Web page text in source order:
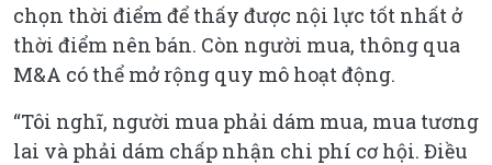
chọn thời điểm để thấy được nội lực tốt nhất ở
thời điểm nên bán. Còn người mua, thông qua
M&A có thể mở rộng quy mô hoạt động.
“Tôi nghĩ, người mua phải dám mua, mua tương
lai và phải dám chấp nhận chi phí cơ hội. Điều